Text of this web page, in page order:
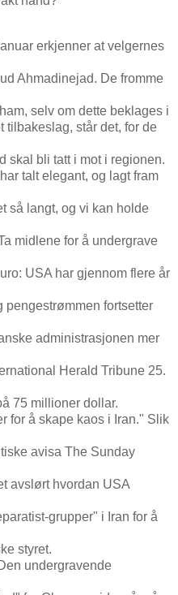
erkjenner at velgernes
Ahmadinejad. De fromme
selv om dette beklages i
tilbakeslag, står det, for de
skal bli tatt i mot i regionen.
talt elegant, og lagt fram
så langt, og vi kan holde
midlene for å undergrave
USA har gjennom flere år
pengestrømmen fortsetter
administrasjonen mer
Herald Tribune 25.
75 millioner dollar.
for å skape kaos i Iran." Slik
avisa The Sunday
avslørt hvordan USA
grupper" i Iran for å
styret.
undergravende